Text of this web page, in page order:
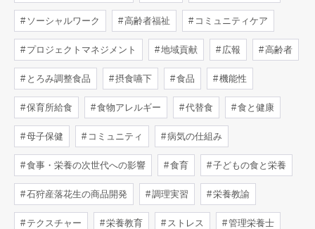
ソーシャルワーク 高齢者福祉 コミュニティケア
プロジェクトマネジメント 地域貢献 広報 高齢者
とろみ調整食品 摂食嚥下 食品 機能性
保育所給食 食物アレルギー 代替食 食と健康
母子保健 コミュニティ 病気の仕組み
食事・栄養の次世代への影響 食育 子どもの食と栄養
石狩産落花生の商品開発 調理実習 栄養教諭
テクスチャー 栄養教育 ストレス 管理栄養士